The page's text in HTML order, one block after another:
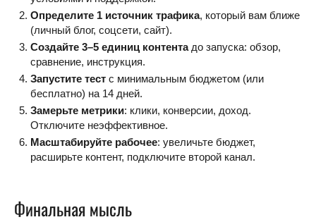
Определите 1 источник трафика, который вам ближе
(личный блог, соцсети, сайт).
Создайте 3–5 единиц контентадо запуска: обзор,
сравнение, инструкция.
Запустите тестс минимальным бюджетом (или
бесплатно) на 14 дней.
Замерьте метрики: клики, конверсии, доход.
Отключите неэффективное.
Масштабируйте рабочее: увеличьте бюджет,
расширьте контент, подключите второй канал.
Финальная мысль